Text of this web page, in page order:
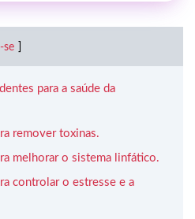
se
para a saúde da
remover toxinas.
melhorar o sistema linfático.
controlar o estresse e a